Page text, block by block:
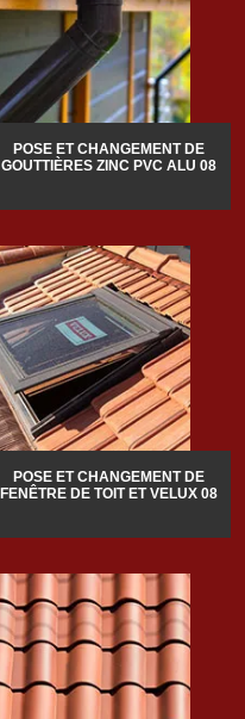
POSE ET CHANGEMENT DE
GOUTTIÈRES ZINC PVC ALU 08
POSE ET CHANGEMENT DE
FENÊTRE DE TOIT ET VELUX 08